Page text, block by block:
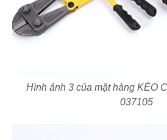
Hình ảnh 3 của mặt hàng KÉO
037105